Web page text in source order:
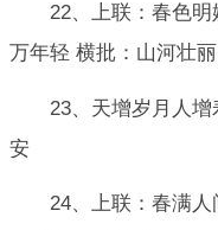
22、上联：春色
万年轻 横批：山河壮丽
23、天增岁月人
安
24、上联：春满